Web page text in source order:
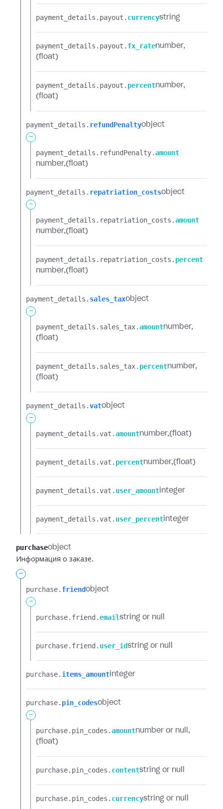
payment_details.​ payout.​ currencystring
payment_details.​ payout.​ fx_ratenumber
(float)
payment_details.​ payout.​ percentnumber
(float)
payment_details.​ refundPenaltyobject
-
payment_details.​ refundPenalty.​amount
number (float)
payment_details.​ repatriation_costsobject
-
payment_details.​ repatriation_costs.​amount
number (float)
payment_details.​ repatriation_costs.​ percent
number (float)
payment_details.​ sales_taxobject
-
payment_details.​ sales_tax.​amountnumber
(float)
payment_details.​ sales_tax.​ percentnumber
(float)
payment_details.​vatobject
-
payment_details.​vat.​amountnumber (float)
payment_details.​vat.​ percentnumber (float)
payment_details.​vat.​ user_amount integer
payment_details.​vat.​ user_percent integer
purchaseobject
Информация о заказе.
-
purchase.​ friendobject
-
purchase.​ friend.​emailstring or null
purchase.​ friend.​ user_idstring or null
purchase.​ items_amount integer
purchase.​ pin_codesobject
-
purchase.​ pin_codes.​amountnumber or null
(float)
purchase.​ pin_codes.​ contentstring or null
purchase.​ pin_codes.​ currencystring or null